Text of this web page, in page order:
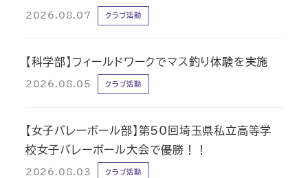
2026.08.07 クラブ活動
【科学部】フィールドワークでマス釣り体験を実施
2026.08.05 クラブ活動
【女子バレーボール部】第50回埼玉県私立高等学
校女子バレーボール大会で優勝！！
2026.08.03 クラブ活動